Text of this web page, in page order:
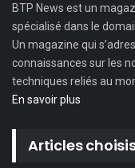
BTP News est un
spécialisé dans le
Un magazine qui
connaissances sur les
techniques reliés au
En savoir plus
Articles